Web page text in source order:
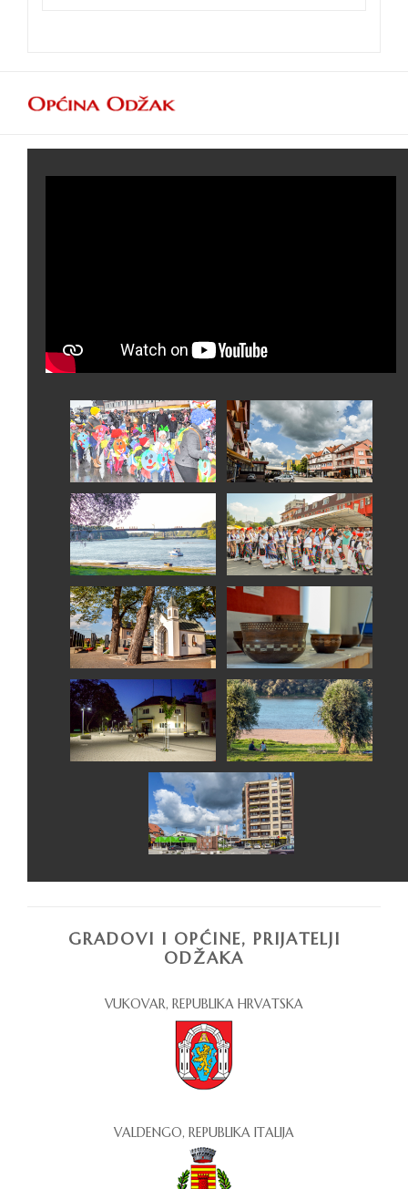
GRADOVI I OPĆINE, PRIJATELJI
ODŽAKA
VUKOVAR, REPUBLIKA HRVATSKA
VALDENGO, REPUBLIKA ITALIJA